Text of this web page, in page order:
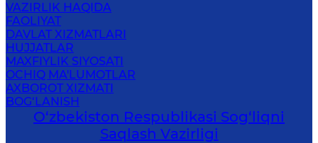
VAZIRLIK HAQIDA
FAOLIYAT
DAVLAT XIZMATLARI
HUJJATLAR
MAXFIYLIK SIYOSATI
OCHIQ MA'LUMOTLAR
AXBOROT XIZMATI
BOG‘LANISH
O‘zbеkistоn Rеspublikаsi Sоg‘liqni
Saqlash Vаzirligi